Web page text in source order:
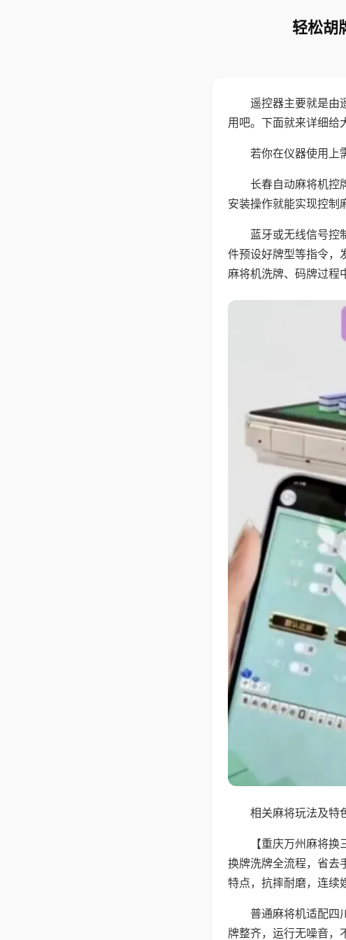
轻松胡
遥控器主要就是由
用吧。下面就来详细给
若你在仪器使用上
长春自动麻将机控
安装操作就能实现控制
蓝牙或无线信号控
件预设好牌型等指令，
麻将机洗牌、码牌过程
相关麻将玩法及特
【重庆万州麻将
换牌洗牌全流程，省去
特点，抗摔耐磨，连续
普通麻将机适配四
牌整齐，运行无噪音，